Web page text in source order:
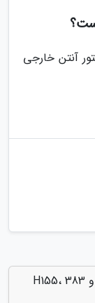
آنتن خارجی
به "تفاوت مودم های 5G هواوی H155، 381 و H155، 383